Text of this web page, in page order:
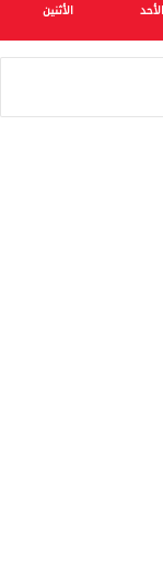
الأحد الأثنين